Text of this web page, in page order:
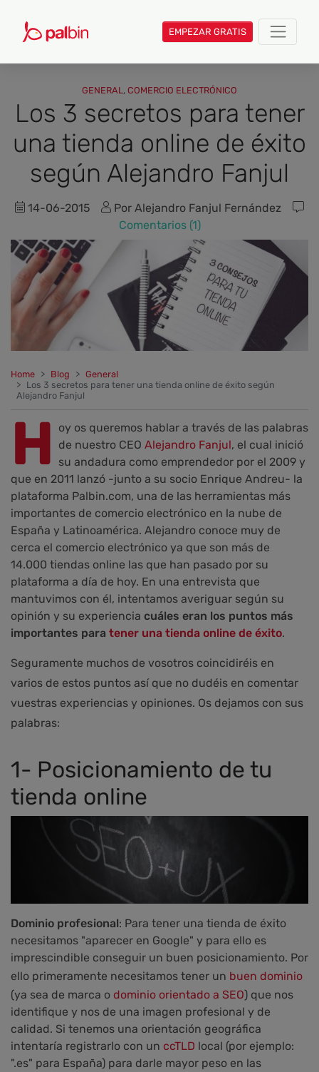
EMPEZAR GRATIS
GENERAL , COMERCIO ELECTRÓNICO
Los 3 secretos para tener
una tienda online de éxito
según Alejandro Fanjul
14-06-2015
Por Alejandro Fanjul Fernández
Comentarios (1)
Home Blog
General
Los 3 secretos para tener una tienda online de éxito según
Alejandro Fanjul
H
oy os queremos hablar a través de las palabras
de nuestro CEO Alejandro Fanjul, el cual inició
su andadura como emprendedor por el 2009 y
que en 2011 lanzó -junto a su socio Enrique Andreu- la
plataforma Palbin.com, una de las herramientas más
importantes de comercio electrónico en la nube de
España y Latinoamérica. Alejandro conoce muy de
cerca el comercio electrónico ya que son más de
14.000 tiendas online las que han pasado por su
plataforma a día de hoy. En una entrevista que
mantuvimos con él, intentamos averiguar según su
opinión y su experiencia cuáles eran los puntos más
importantes para tener una tienda online de éxito.
Seguramente muchos de vosotros coincidiréis en
varios de estos puntos así que no dudéis en comentar
vuestras experiencias y opiniones. Os dejamos con sus
palabras:
1- Posicionamiento de tu
tienda online
Dominio profesional: Para tener una tienda de éxito
necesitamos "aparecer en Google" y para ello es
imprescindible conseguir un buen posicionamiento. Por
ello primeramente necesitamos tener un buen dominio
(ya sea de marca o dominio orientado a SEO) que nos
identifique y nos de una imagen profesional y de
calidad. Si tenemos una orientación geográfica
intentaría registrarlo con un ccTLD local (por ejemplo:
".es" para España) para darle mayor peso en las